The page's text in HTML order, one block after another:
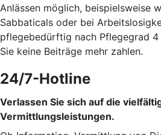
Anlässen möglich, beispielsweise
Sabbaticals oder bei
pflegebedürftig nach Pflegegrad
Sie keine Beiträge mehr zahlen.
24/7-Hotline
Verlassen Sie sich auf die
Vermittlungsleistungen.